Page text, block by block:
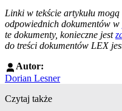
Linki w tekście artykułu mogą
odpowiednich dokumentów w
te dokumenty, konieczne jest
do treści dokumentów LEX
Autor:
Dorian Lesner
Czytaj także